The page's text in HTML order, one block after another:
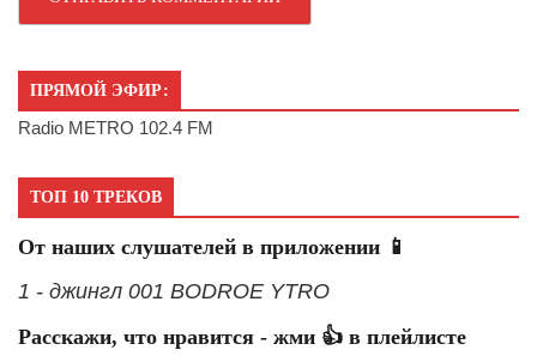
ПРЯМОЙ ЭФИР:
Radio METRO 102.4 FM
ТОП 10 ТРЕКОВ
От наших слушателей в приложении 📱
1 - джингл 001 BODROE YTRO
Расскажи, что нравится - жми 👍 в плейлисте